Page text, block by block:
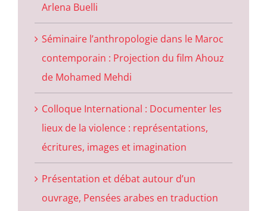
Arlena Buelli
Séminaire l’anthropologie dans le Maroc
contemporain : Projection du film Ahouz
de Mohamed Mehdi
Colloque International : Documenter les
lieux de la violence : représentations,
écritures, images et imagination
Présentation et débat autour d’un
ouvrage, Pensées arabes en traduction